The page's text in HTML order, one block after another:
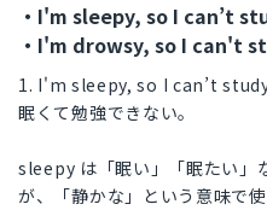
・I'm sleepy, so I can’t
・I'm drowsy, so I can't
1. I'm sleepy, so I can’t
眠くて勉強できない。
sleepy は「眠い」「眠たい」
が、「静かな」という意味で